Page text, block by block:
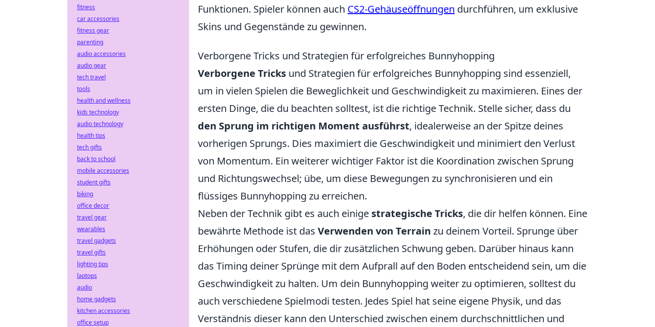
Funktionen. Spieler können auch CS2-Gehäuseöffnungen durchführen, um exklusive
Skins und Gegenstände zu gewinnen.
Verborgene Tricks und Strategien für erfolgreiches Bunnyhopping
Verborgene Tricks und Strategien für erfolgreiches Bunnyhopping sind essenziell,
um in vielen Spielen die Beweglichkeit und Geschwindigkeit zu maximieren. Eines der
ersten Dinge, die du beachten solltest, ist die richtige Technik. Stelle sicher, dass du
den Sprung im richtigen Moment ausführst, idealerweise an der Spitze deines
vorherigen Sprungs. Dies maximiert die Geschwindigkeit und minimiert den Verlust
von Momentum. Ein weiterer wichtiger Faktor ist die Koordination zwischen Sprung
und Richtungswechsel; übe, um diese Bewegungen zu synchronisieren und ein
flüssiges Bunnyhopping zu erreichen.
Neben der Technik gibt es auch einige strategische Tricks, die dir helfen können. Eine
bewährte Methode ist das Verwenden von Terrain zu deinem Vorteil. Sprunge über
Erhöhungen oder Stufen, die dir zusätzlichen Schwung geben. Darüber hinaus kann
das Timing deiner Sprünge mit dem Aufprall auf den Boden entscheidend sein, um die
Geschwindigkeit zu halten. Um dein Bunnyhopping weiter zu optimieren, solltest du
auch verschiedene Spielmodi testen. Jedes Spiel hat seine eigene Physik, und das
Verständnis dieser kann den Unterschied zwischen einem durchschnittlichen und
fitness
car accessories
fitness gear
parenting
audio accessories
audio gear
tech travel
tools
health and wellness
kids technology
audio technology
health tips
tech gifts
back to school
mobile accessories
student gifts
biking
office decor
travel gear
wearables
travel gadgets
travel gifts
lighting tips
laptops
audio
home gadgets
kitchen accessories
office setup